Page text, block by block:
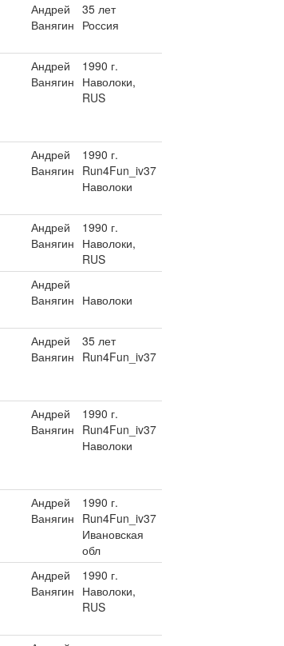
Андрей
Ванягин
35 лет
Россия
Андрей
Ванягин
1990 г.
Наволоки,
RUS
Андрей
Ванягин
1990 г.
Run4Fun_iv37
Наволоки
Андрей
Ванягин
1990 г.
Наволоки,
RUS
Андрей
Ванягин Наволоки
Андрей
Ванягин
35 лет
Run4Fun_iv37
Андрей
Ванягин
1990 г.
Run4Fun_iv37
Наволоки
Андрей
Ванягин
1990 г.
Run4Fun_iv37
Ивановская
обл
Андрей
Ванягин
1990 г.
Наволоки,
RUS